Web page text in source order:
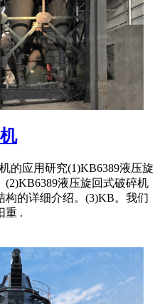
的应用研究(1)KB6389液压旋
(2)KB6389液压旋回式破碎机
构的详细介绍。(3)KB。我们
重 .